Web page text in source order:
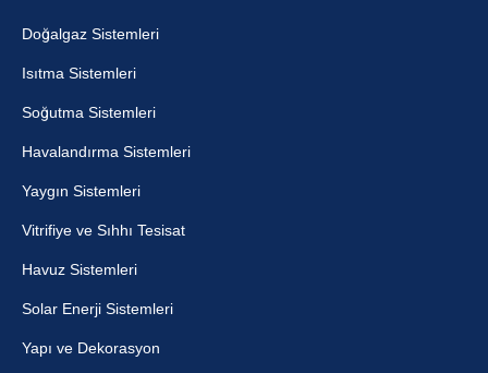
Doğalgaz Sistemleri
Isıtma Sistemleri
Soğutma Sistemleri
Havalandırma Sistemleri
Yaygın Sistemleri
Vitrifiye ve Sıhhı Tesisat
Havuz Sistemleri
Solar Enerji Sistemleri
Yapı ve Dekorasyon